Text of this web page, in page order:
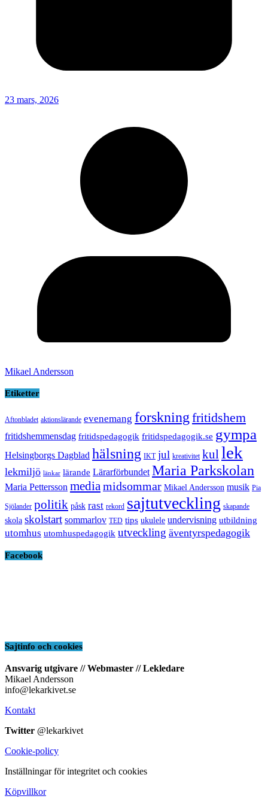
23 mars, 2026
Mikael Andersson
Etiketter
Aftonbladet aktionslärande evenemang forskning fritidshem
fritidshemmensdag fritidspedagogik fritidspedagogik.se gympa
Helsingborgs Dagblad hälsning IKT jul kreativitet kul lek
lekmiljö länkar lärande Lärarförbundet Maria Parkskolan
Maria Pettersson media midsommar Mikael Andersson musik Pia
Sjölander politik påsk rast rekord sajtutveckling skapande
skola skolstart sommarlov TED tips ukulele undervisning utbildning
utomhus utomhuspedagogik utveckling äventyrspedagogik
Facebook
Sajtinfo och cookies
Ansvarig utgivare // Webmaster // Lekledare
Mikael Andersson
info@lekarkivet.se
Kontakt
Twitter @lekarkivet
Cookie-policy
Inställningar för integritet och cookies
Köpvillkor